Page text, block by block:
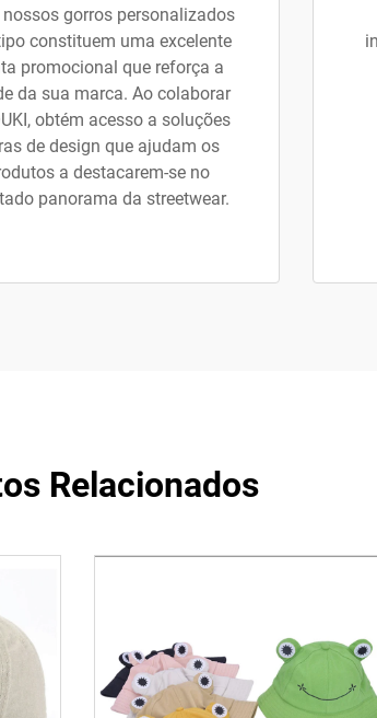
nossos gorros personalizados
constituem uma excelente
promocional que reforça a
da sua marca. Ao colaborar
obtém acesso a soluções
de design que ajudam os
a destacarem-se no
panorama da streetwear.
Relacionados